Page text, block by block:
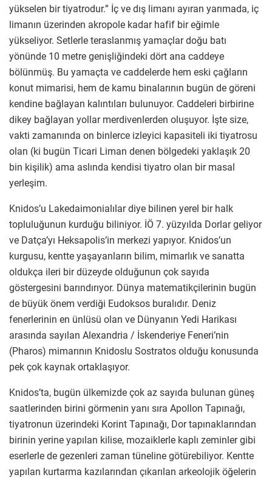
yükselen bir tiyatrodur.” İç ve dış limanı ayıran yarımada, iç
limanın üzerinden akropole kadar hafif bir eğimle
yükseliyor. Setlerle teraslanmış yamaçlar doğu batı
yönünde 10 metre genişliğindeki dört ana caddeye
bölünmüş. Bu yamaçta ve caddelerde hem eski çağların
konut mimarisi, hem de kamu binalarının bugün de göreni
kendine bağlayan kalıntıları bulunuyor. Caddeleri birbirine
dikey bağlayan yollar merdivenlerden oluşuyor. İşte size,
vakti zamanında on binlerce izleyici kapasiteli iki tiyatrosu
olan (ki bugün Ticari Liman denen bölgedeki yaklaşık 20
bin kişilik) ama aslında kendisi tiyatro olan bir masal
yerleşim.
Knidos’u Lakedaimonialılar diye bilinen yerel bir halk
topluluğunun kurduğu biliniyor. İÖ 7. yüzyılda Dorlar geliyor
ve Datça’yı Heksapolis’in merkezi yapıyor. Knidos’un
kurgusu, kentte yaşayanların bilim, mimarlık ve sanatta
oldukça ileri bir düzeyde olduğunun çok sayıda
göstergesini barındırıyor. Dünya matematikçilerinin bugün
de büyük önem verdiği Eudoksos buralıdır. Deniz
fenerlerinin en ünlüsü olan ve Dünyanın Yedi Harikası
arasında sayılan Alexandria / İskenderiye Feneri’nin
(Pharos) mimarının Knidoslu Sostratos olduğu konusunda
pek çok kaynak ortaklaşıyor.
Knidos’ta, bugün ülkemizde çok az sayıda bulunan güneş
saatlerinden birini görmenin yanı sıra Apollon Tapınağı,
tiyatronun üzerindeki Korint Tapınağı, Dor tapınaklarından
birinin yerine yapılan kilise, mozaiklerle kaplı zeminler gibi
eserlerle de gezenleri zaman tüneline götürebiliyor. Kentte
yapılan kurtarma kazılarından çıkarılan arkeolojik öğelerin